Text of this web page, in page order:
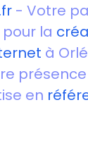
- Votre
la
à
en